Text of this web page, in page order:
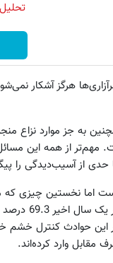
هرگز آشکار
به جز موارد نزاع
مهم‌تر از همه این
از آسیب‌دیدگی را
اما نخستین چیزی
آرام‌سازی
حوادث کنترل خشم
مقابل وارد کرده‌اند.